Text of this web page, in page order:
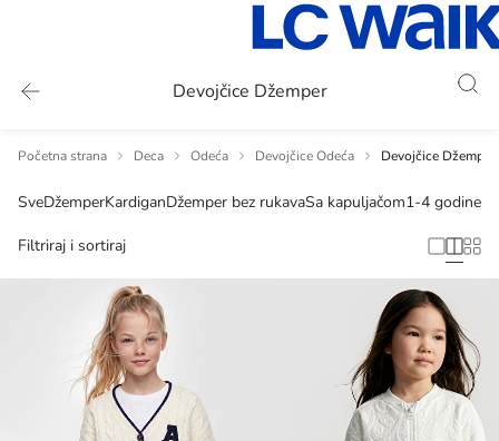
Devojčice Džemper
Početna strana Deca Odeća Devojčice Odeća Devojčice Džemper
SveDžemperKardiganDžemper bez rukavaSa kapuljačom1-4 godine
Filtriraj i sortiraj